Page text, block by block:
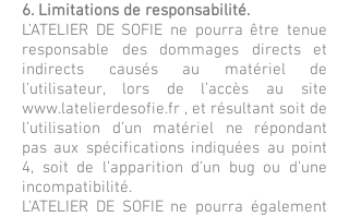
6. Limitations de responsabilité.
L’ATELIER DE SOFIE ne pourra être tenue
responsable des dommages directs et
indirects causés au matériel de
l’utilisateur, lors de l’accès au site
www.latelierdesofie.fr , et résultant soit de
l’utilisation d’un matériel ne répondant
pas aux spécifications indiquées au point
4, soit de l’apparition d’un bug ou d’une
incompatibilité.
L’ATELIER DE SOFIE ne pourra également